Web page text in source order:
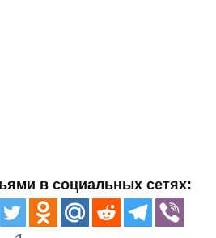
в социальных сетях: